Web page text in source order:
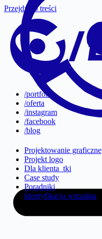
Przejdź do treści
/portfolio
/oferta
/instagram
/facebook
/blog
Projektowanie graficzne
Projekt logo
Dla klienta_tki
Case study
Poradniki
Identyfikacja wizualna